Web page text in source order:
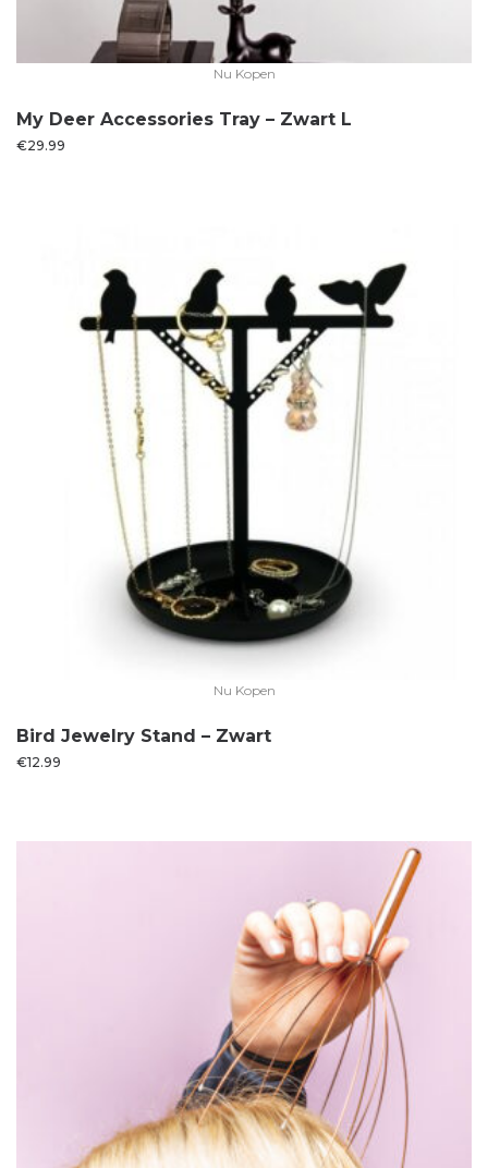
Nu Kopen
My Deer Accessories Tray – Zwart L
€29.99
Nu Kopen
Bird Jewelry Stand – Zwart
€12.99